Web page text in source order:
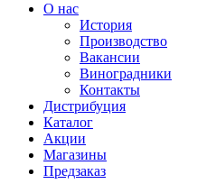
О нас
История
Производство
Вакансии
Виноградники
Контакты
Дистрибуция
Каталог
Акции
Магазины
Предзаказ